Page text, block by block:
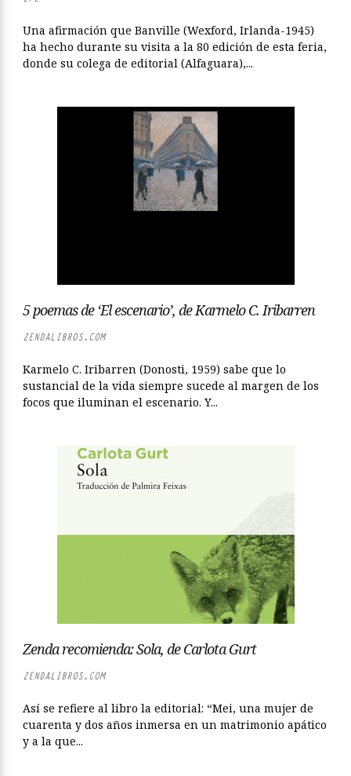
Una afirmación que Banville (Wexford, Irlanda-1945)
ha hecho durante su visita a la 80 edición de esta feria,
donde su colega de editorial (Alfaguara),...
5 poemas de ‘El escenario’, de Karmelo C. Iribarren
ZENDALIBROS.COM
Karmelo C. Iribarren (Donosti, 1959) sabe que lo
sustancial de la vida siempre sucede al margen de los
focos que iluminan el escenario. Y...
Zenda recomienda: Sola, de Carlota Gurt
ZENDALIBROS.COM
Así se refiere al libro la editorial: “Mei, una mujer de
cuarenta y dos años inmersa en un matrimonio apático
y a la que...